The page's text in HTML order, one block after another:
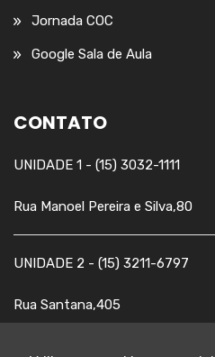
Jornada COC
Google Sala de Aula
CONTATO
UNIDADE 1 - (15) 3032-1111
Rua Manoel Pereira e Silva,80
UNIDADE 2 - (15) 3211-6797
Rua Santana,405